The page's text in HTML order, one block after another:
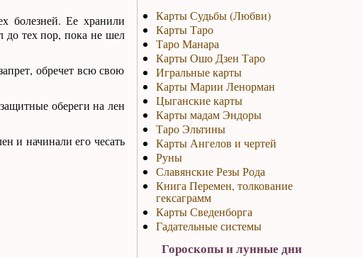
болезней. Ее хранили
до тех пор, пока не шел
обречет всю свою
обереги на лен
и начинали его чесать
Карты Судьбы (Любви)
Карты Таро
Таро Манара
Карты Ошо Дзен Таро
Игральные карты
Карты Марии Ленорман
Цыганские карты
Карты мадам Эндоры
Таро Эльтины
Карты Ангелов и чертей
Руны
Славянские Резы Рода
Книга Перемен, толкование
гексаграмм
Карты Сведенборга
Гадательные системы
Гороскопы и лунные дни